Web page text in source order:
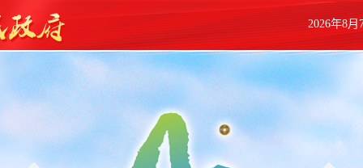
2026年8